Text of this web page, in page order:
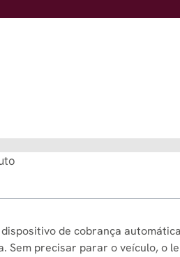
de cobrança
Sem precisar parar o veículo, o